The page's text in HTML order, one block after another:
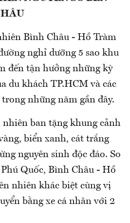
Bình Châu - Hồ Tràm
nghỉ dưỡng 5 sao khu
đến tận hưởng những kỳ
du khách TP.HCM và các
những năm gần đây.
ban tặng khung cảnh
biển xanh, cát trắng
nguyên sinh độc đáo. So
Quốc, Bình Châu - Hồ
nhiên khác biệt cùng vị
bằng xe cá nhân với 2